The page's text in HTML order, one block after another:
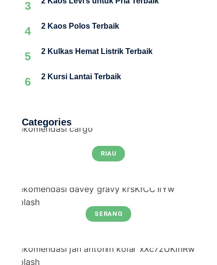
3
4 2 Kaos Polos Terbaik
5 2 Kulkas Hemat Listrik Terbaik
6 2 Kursi Lantai Terbaik
Categories
RIAU
SERANG